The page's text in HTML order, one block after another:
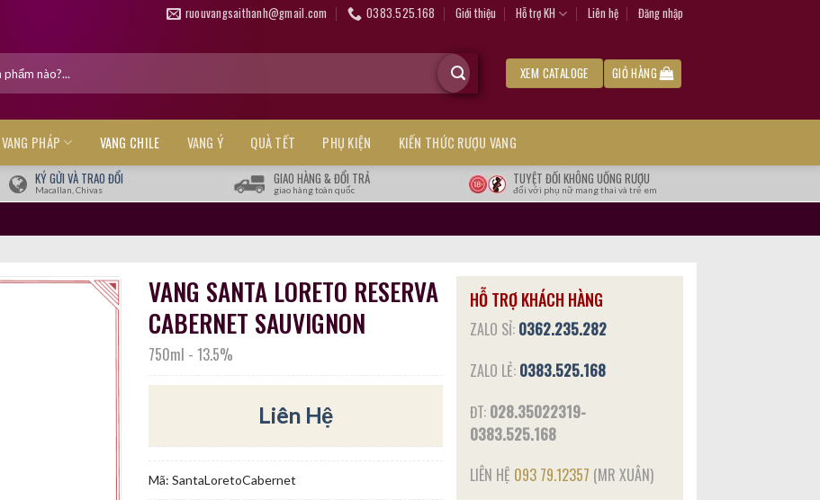
ruouvangsaithanh@gmail.com 0383.525.168 Giới thiệu Hỗ trợ KH Liên hệ Đăng nhập
XEM CATALOGE GIỎ HÀNG
VANG PHÁP VANG CHILE VANG Ý QUÀ TẾT PHỤ KIỆN KIẾN THỨC RƯỢU VANG
KÝ GỬI VÀ TRAO ĐỔI
Macallan, Chivas
GIAO HÀNG & ĐỔI TRẢ
giao hàng toàn quốc
TUYỆT ĐỐI KHÔNG UỐNG RƯỢU
đối với phụ nữ mang thai và trẻ em
VANG SANTA LORETO RESERVA
CABERNET SAUVIGNON
750ml - 13.5%
Liên Hệ
Mã: SantaLoretoCabernet
HỖ TRỢ KHÁCH HÀNG
ZALO SỈ: 0362.235.282
ZALO LẺ: 0383.525.168
ĐT: 028.35022319-
0383.525.168
LIÊN HỆ 093 79.12357 (MR XUÂN)